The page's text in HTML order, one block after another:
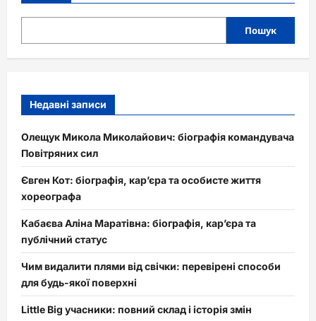
Пошук
Недавні записи
Олещук Микола Миколайович: біографія командувача
Повітряних сил
Євген Кот: біографія, кар’єра та особисте життя
хореографа
Кабаєва Аліна Маратівна: біографія, кар’єра та
публічний статус
Чим видалити плями від свічки: перевірені способи
для будь-якої поверхні
Little Big учасники: повний склад і історія змін